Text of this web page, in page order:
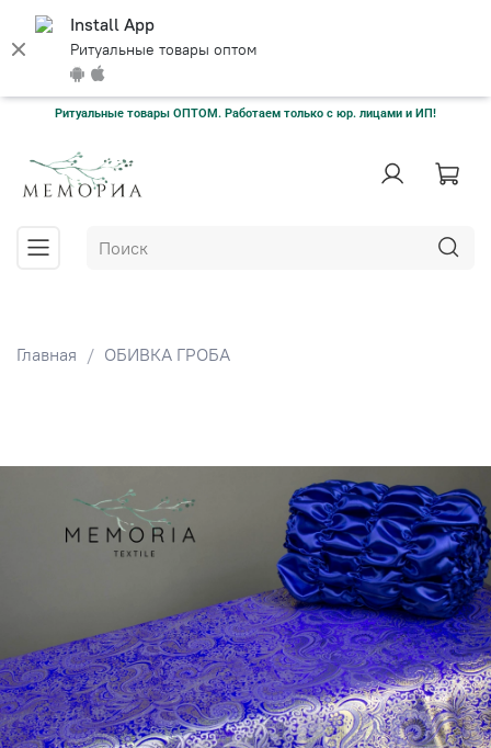
Install App
Ритуальные товары оптом
Ритуальные товары ОПТОМ. Работаем только с юр. лицами и ИП!
Главная ОБИВКА ГРОБА